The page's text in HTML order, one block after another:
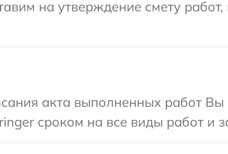
на утверждение смету
акта выполненных работ
сроком на все виды работ и